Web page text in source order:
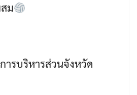
ม
รบริหารส่วนจังหวัด